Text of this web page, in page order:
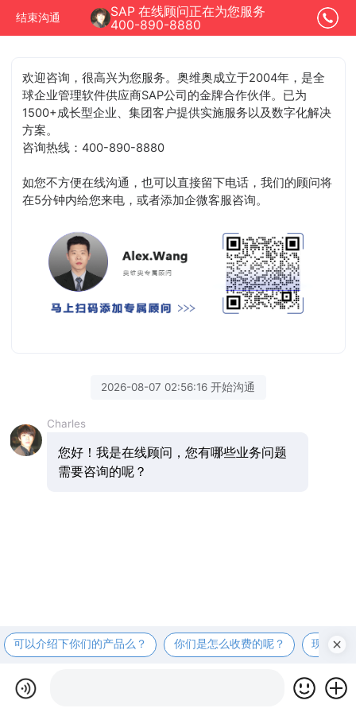
结束沟通
SAP 在线顾问正在为您服务
400-890-8880
欢迎咨询，很高兴为您服务。奥维奥成立于2004年，是全
球企业管理软件供应商SAP公司的金牌合作伙伴。已为
1500+成长型企业、集团客户提供实施服务以及数字化解决
方案。
咨询热线：400-890-8880
如您不方便在线沟通，也可以直接留下电话，我们的顾问将
在5分钟内给您来电，或者添加企微客服咨询。
2026-08-07 02:56:16 开始沟通
Charles
您好！我是在线顾问，您有哪些业务问题
需要咨询的呢？
可以介绍下你们的产品么？ 你们是怎么收费的呢？ 现在有